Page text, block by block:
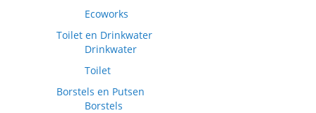
Ecoworks
Toilet en Drinkwater
Drinkwater
Toilet
Borstels en Putsen
Borstels